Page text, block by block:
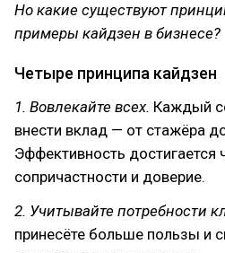
Но какие существуют
примеры кайдзен в бизнесе?
Четыре принципа кайдзен
1. Вовлекайте всех. Каждый
внести вклад — от стажёра
Эффективность достигается
сопричастности и доверие.
2. Учитывайте потребности
принесёте больше пользы и